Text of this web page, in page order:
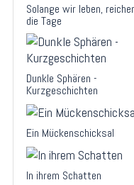
Solange wir leben,
die Tage
Dunkle Sphären -
Kurzgeschichten
Ein Mückenschicksal
In ihrem Schatten